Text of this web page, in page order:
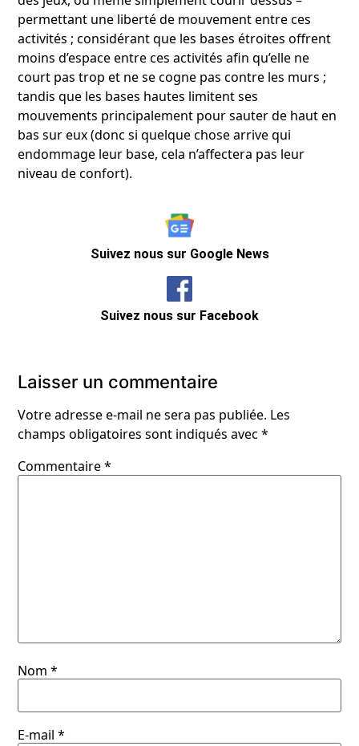
permettant une liberté de mouvement entre ces
activités ; considérant que les bases étroites offrent
moins d’espace entre ces activités afin qu’elle ne
court pas trop et ne se cogne pas contre les murs ;
tandis que les bases hautes limitent ses
mouvements principalement pour sauter de haut en
bas sur eux (donc si quelque chose arrive qui
endommage leur base, cela n’affectera pas leur
niveau de confort).
Suivez nous sur Google News
Suivez nous sur Facebook
Laisser un commentaire
Votre adresse e-mail ne sera pas publiée. Les
champs obligatoires sont indiqués avec*
Commentaire*
Nom*
E-mail*